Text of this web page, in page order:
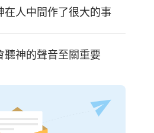
在人中間作了很大的事
聽神的聲音至關重要